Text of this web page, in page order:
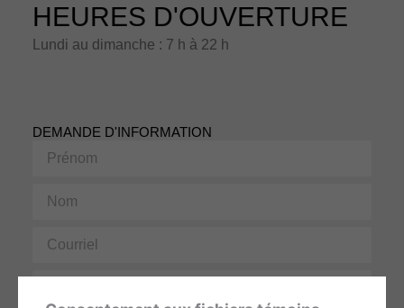
HEURES D'OUVERTURE
Lundi au dimanche : 7 h à 22 h
DEMANDE D'INFORMATION
Prénom
Téléphone